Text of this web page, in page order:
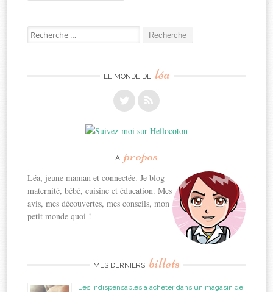
Recherche
pour:
LE MONDE DE léa
A propos
Léa, jeune maman et connectée. Je blog
maternité, bébé, cuisine et éducation. Mes
avis, mes découvertes, mes conseils, mon
petit monde quoi !
MES DERNIERS billets
Les indispensables à acheter dans un magasin de